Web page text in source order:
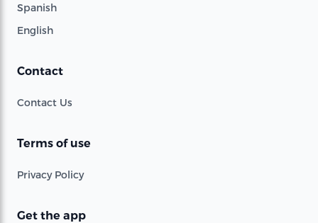
Spanish
English
Contact
Contact Us
Terms of use
Privacy Policy
Get the app